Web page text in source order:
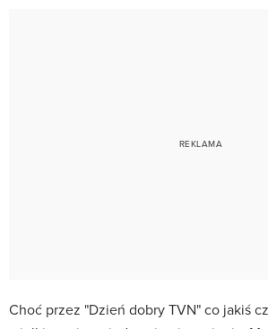
Choć przez "Dzień dobry TVN" co jakiś